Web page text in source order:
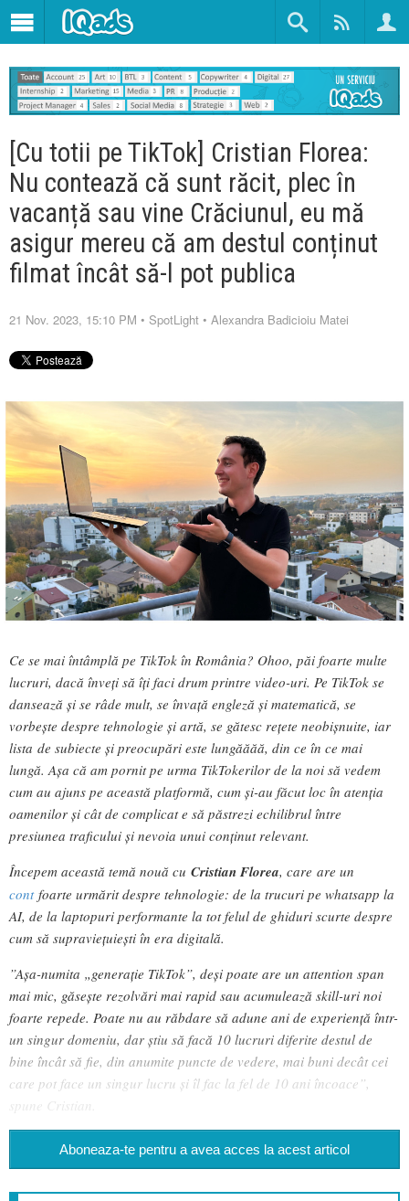
[Cu totii pe TikTok] Cristian Florea:
Nu contează că sunt răcit, plec în
vacanță sau vine Crăciunul, eu mă
asigur mereu că am destul conținut
filmat încât să-l pot publica
21 Nov. 2023, 15:10 PM • SpotLight • Alexandra Badicioiu Matei
Ce se mai întâmplă pe TikTok în România? Ohoo, păi foarte multe
lucruri, dacă înveți să îți faci drum printre video-uri. Pe TikTok se
dansează și se râde mult, se învață engleză și matematică, se
vorbește despre tehnologie și artă, se gătesc rețete neobișnuite, iar
lista de subiecte și preocupări este lungăăăă, din ce în ce mai
lungă. Așa că am pornit pe urma TikTokerilor de la noi să vedem
cum au ajuns pe această platformă, cum și-au făcut loc în atenția
oamenilor și cât de complicat e să păstrezi echilibrul între
presiunea traficului și nevoia unui conținut relevant.
Începem această temă nouă cu Cristian Florea, care are un
contfoarte urmărit despre tehnologie: de la trucuri pe whatsapp la
AI, de la laptopuri performante la tot felul de ghiduri scurte despre
cum să supraviețuiești în era digitală.
”Așa-numita „generație TikTok”, deși poate are un attention span
mai mic, găsește rezolvări mai rapid sau acumulează skill-uri noi
foarte repede. Poate nu au răbdare să adune ani de experiență într-
un singur domeniu, dar știu să facă 10 lucruri diferite destul de
bine încât să fie, din anumite puncte de vedere, mai buni decât cei
care pot face un singur lucru și îl fac la fel de 10 ani încoace”,
spune Cristian.
Aboneaza-te pentru a avea acces la acest articol